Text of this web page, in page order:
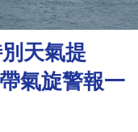
天氣提
氣旋警報一